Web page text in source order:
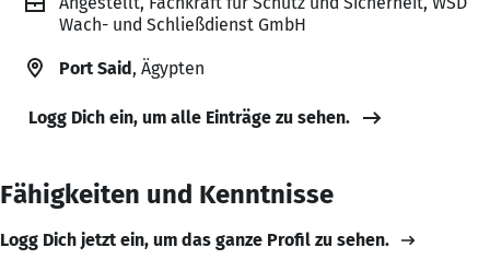
Wach- und Schließdienst GmbH
Port Said, Ägypten
Logg Dich ein, um alle Einträge zu sehen.
Fähigkeiten und Kenntnisse
Logg Dich jetzt ein, um das ganze Profil zu sehen.